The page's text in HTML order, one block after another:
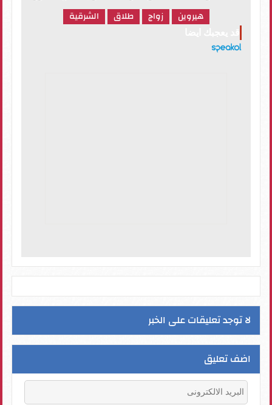
هيروين زواج طلاق الشرقية
لا توجد تعليقات على الخبر
اضف تعليق